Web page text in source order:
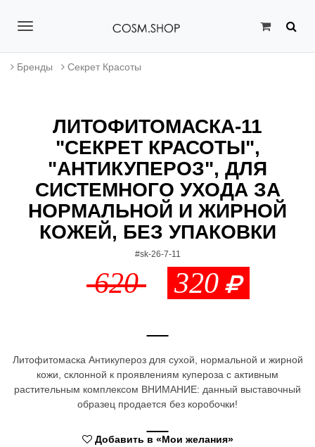
T
o
a
Бренды Секрет Красоты
ЛИТОФИТОМАСКА-11
"СЕКРЕТ КРАСОТЫ",
"АНТИКУПЕРОЗ", ДЛЯ
СИСТЕМНОГО УХОДА ЗА
НОРМАЛЬНОЙ И ЖИРНОЙ
КОЖЕЙ, БЕЗ УПАКОВКИ
#sk-26-7-11
620 320
Литофитомаска Антикупероз для сухой, нормальной и жирной
кожи, склонной к проявлениям купероза с активным
растительным комплексом ВНИМАНИЕ: данный выставочный
образец продается без коробочки!
Добавить в «Мои желания»